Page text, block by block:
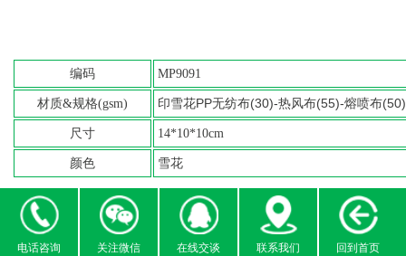
编码 MP9091
材质&规格(gsm) 印雪花PP无纺布(30)-热风布(55)-熔喷布
尺寸 14*10*10cm
颜色 雪花
电话咨询 关注微信 在线交谈 联系我们 回到首页